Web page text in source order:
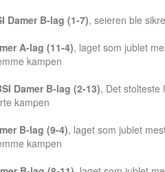
Damer B-lag (1-7), seieren ble
A-lag (11-4), laget som jublet
kampen
Damer B-lag (2-13), Det stolteste
kampen
B-lag (9-4), laget som jublet
kampen